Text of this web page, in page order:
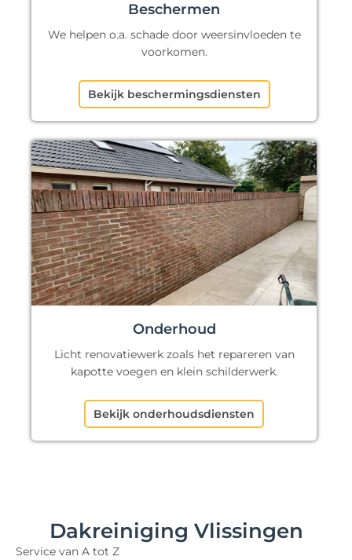
Beschermen
We helpen o.a. schade door weersinvloeden te
voorkomen.
Bekijk beschermingsdiensten
Onderhoud
Licht renovatiewerk zoals het repareren van
kapotte voegen en klein schilderwerk.
Bekijk onderhoudsdiensten
Dakreiniging Vlissingen
Service van A tot Z